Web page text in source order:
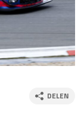
za 13:00 - 15:00
23 - 25 okt
06 - 08 nov
DELEN